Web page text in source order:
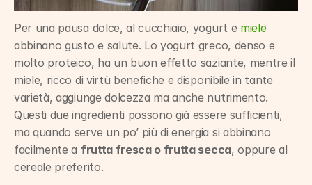
Per una pausa dolce, al cucchiaio, yogurt e miele
abbinano gusto e salute. Lo yogurt greco, denso e
molto proteico, ha un buon effetto saziante, mentre il
miele, ricco di virtù benefiche e disponibile in tante
varietà, aggiunge dolcezza ma anche nutrimento.
Questi due ingredienti possono già essere sufficienti,
ma quando serve un po’ più di energia si abbinano
facilmente a frutta fresca o frutta secca, oppure al
cereale preferito.